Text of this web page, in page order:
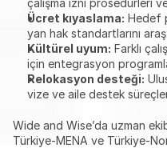
çalışma izni prosedürleri
Ücret kıyaslama: Hedef
yan hak standartlarını
Kültürel uyum: Farklı
için entegrasyon
Relokasyon desteği:
vize ve aile destek
Wide and Wise’da uzman
Türkiye-MENA ve Türkiye-